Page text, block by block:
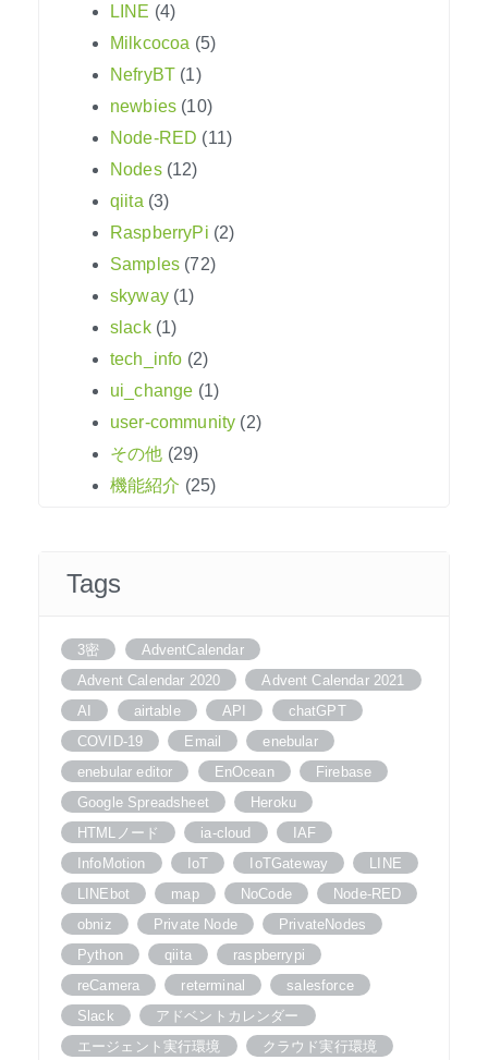
LINE (4)
Milkcocoa (5)
NefryBT (1)
newbies (10)
Node-RED (11)
Nodes(12)
qiita (3)
RaspberryPi (2)
Samples (72)
skyway(1)
slack(1)
tech_info (2)
ui_change (1)
user-community (2)
その他 (29)
機能紹介 (25)
Tags
3密
AdventCalendar
Advent Calendar 2020
Advent Calendar 2021
AI
airtable API
chatGPT
COVID-19
Email
enebular
enebular editor
EnOcean
Firebase
Google Spreadsheet
Heroku
HTMLノード
ia-cloud
IAF
InfoMotion
IoT IoTGateway
LINE
LINEbot
map NoCode
Node-RED
obniz
Private Node
PrivateNodes
Python
qiita
raspberrypi
reCamera
reterminal
salesforce
Slack
アドベントカレンダー
エージェント実行環境
クラウド実行環境